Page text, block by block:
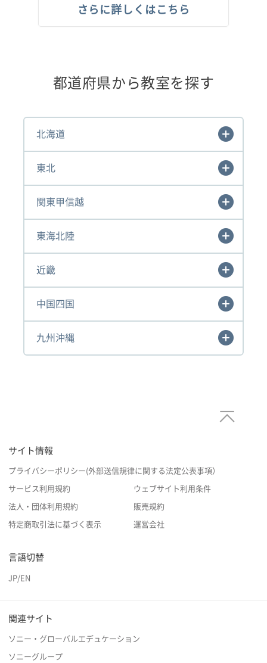
さらに詳しくはこちら
都道府県から教室を探す
北海道
東北
関東甲信越
東海北陸
近畿
中国四国
九州沖縄
サイト情報
プライバシーポリシー(外部送信規律に関する法定公表事項）
サービス利用規約 ウェブサイト利用条件
法人・団体利用規約 販売規約
特定商取引法に基づく表示 運営会社
言語切替
JP/EN
関連サイト
ソニー・グローバルエデュケーション
ソニーグループ